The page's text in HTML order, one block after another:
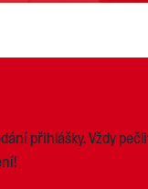
přihlášky. Vždy